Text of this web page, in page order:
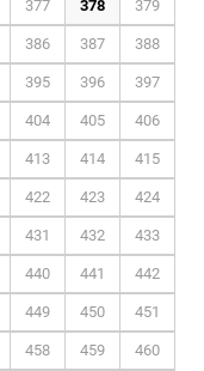
377 378 379
386 387 388
395 396 397
404 405 406
413 414 415
422 423 424
431 432 433
440 441 442
449 450 451
458 459 460